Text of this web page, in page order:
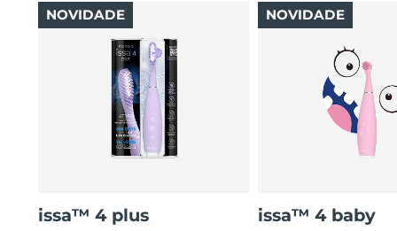
issa™ 4 plus
NOVIDADE
issa™ 4 baby
NOVIDADE